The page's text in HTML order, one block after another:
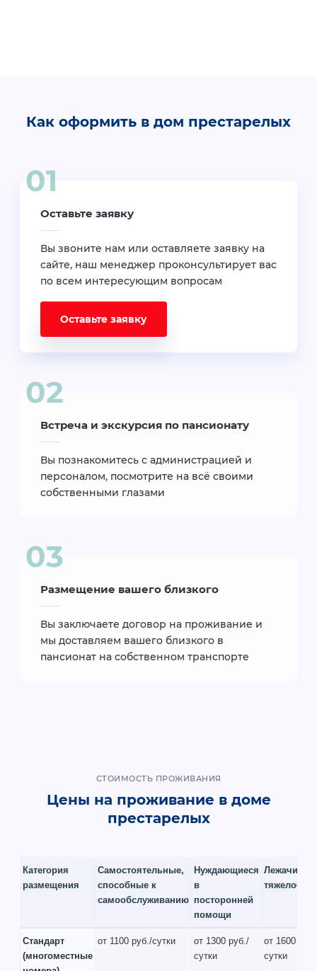
Как оформить в дом престарелых
Оставьте заявку
Вы звоните нам или оставляете заявку на
сайте, наш менеджер проконсультирует вас
по всем интересующим вопросам
Оставьте заявку
Встреча и экскурсия по пансионату
Вы познакомитесь с администрацией и
персоналом, посмотрите на всё своими
собственными глазами
Размещение вашего близкого
Вы заключаете договор на проживание и
мы доставляем вашего близкого в
пансионат на собственном транспорте
СТОИМОСТЬ ПРОЖИВАНИЯ
Цены на проживание в доме
престарелых
Категория
размещения
Самостоятельные,
способные к
самообслуживанию
Нуждающиеся
в
посторонней
помощи
Лежачие и
Стандарт
(многоместные
от 1100 руб./сутки
от 1300 руб./
сутки
от 1600
сутки